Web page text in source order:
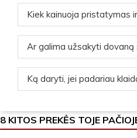
Kiek kainuoja pristatymas
Ar galima užsakyti dovaną
Ką daryti, jei padariau
8 KITOS PREKĖS TOJE